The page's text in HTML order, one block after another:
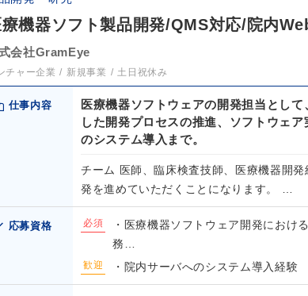
療機器ソフト製品開発/QMS対応/院内
会社GramEye
チャー企業 新規事業 土日祝休み
仕事内容
医療機器ソフトウェアの開発担当とし
した開発プロセスの推進、ソフトウェ
のシステム導入まで。
チーム 医師、臨床検査技師、医療機器開
発を進めていただくことになります。 …
応募資格 必須
・医療機器ソフトウェア開発におけ
務…
歓迎 ・院内サーバへのシステム導入経験